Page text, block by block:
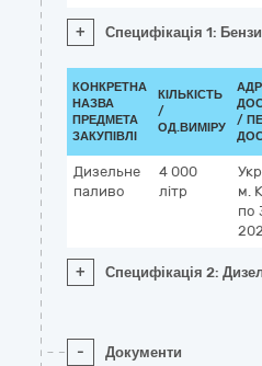
+ Специфікація 1:
КОНКРЕТНА
НАЗВА
ПРЕДМЕТА
ЗАКУПІВЛІ
КІЛЬКІСТЬ
/
ОД.ВИМІРУ
/
Дизельне
паливо
4 000
літр
м.
по
+ Специфікація 2:
- Документи